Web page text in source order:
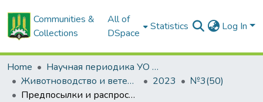
Communities &
Collections
All of
DSpace
Statistics Log In
Home
Научная периодика УО БГСХА
Животноводство и ветеринарная медицина: научно-практический журнал
2023
№3(50)
Предпосылки и распространенность расстройств функции половых желез у коров с осложнениями в послеродовой период